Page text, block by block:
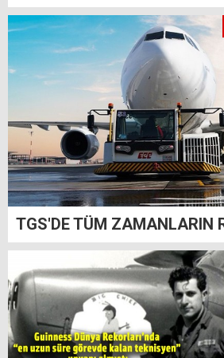
TGS'DE TÜM ZAMANLARIN